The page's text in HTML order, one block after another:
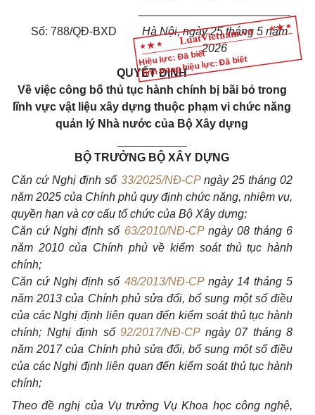
Hiệu lực: Đã biết
Tình trạng hiệu lực: Đã biết
Số: 788/QĐ-BXD
Hà Nội, ngày 25 tháng 5 năm
2026
QUYẾT ĐỊNH
Về việc công bố thủ tục hành chính bị bãi bỏ trong
lĩnh vực vật liệu xây dựng thuộc phạm vi chức năng
quản lý Nhà nước của Bộ Xây dựng
BỘ TRƯỞNG BỘ XÂY DỰNG
Căn cứ Nghị định số 33/2025/NĐ-CPngày 25 tháng 02
năm 2025 của Chính phủ quy định chức năng, nhiệm vụ,
quyền hạn và cơ cấu tổ chức của Bộ Xây dựng;
Căn cứ Nghị định số 63/2010/NĐ-CPngày 08 tháng 6
năm 2010 của Chính phủ về kiểm soát thủ tục hành
chính;
Căn cứ Nghị định số 48/2013/NĐ-CPngày 14 tháng 5
năm 2013 của Chính phủ sửa đổi, bổ sung một số điều
của các Nghị định liên quan đến kiểm soát thủ tục hành
chính; Nghị định số 92/2017/NĐ-CPngày 07 tháng 8
năm 2017 của Chính phủ sửa đổi, bổ sung một số điều
của các Nghị định liên quan đến kiểm soát thủ tục hành
chính;
Theo đề nghị của Vụ trưởng Vụ Khoa học công nghệ,